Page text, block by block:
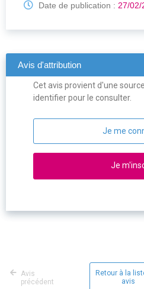
Date de publication : 27/02/
Avis d'attribution
Cet avis provient d'une
identifier pour le consulter.
Je me
Je
Avis
précédent
Retour à la
avis